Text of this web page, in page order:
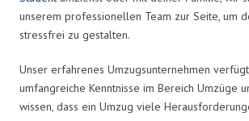
unserem professionellen Team zur Seite, um
stressfrei zu gestalten.
Unser erfahrenes Umzugsunternehmen
umfangreiche Kenntnisse im Bereich Umzüge
wissen, dass ein Umzug viele